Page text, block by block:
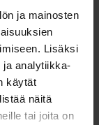
ja mainosten
Lisäksi
ja analytiikka-
käytät
näitä
tai joita on
koskevat
SAK ry